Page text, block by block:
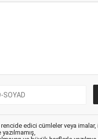
edici cümleler veya imalar,